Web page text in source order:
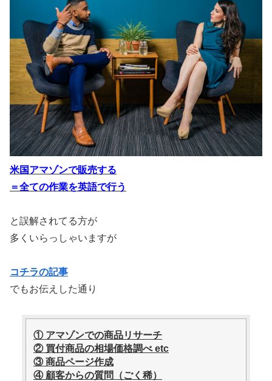
米国アマゾンで販売する
＝全ての作業を英語で行う
と誤解されてる方が
多くいらっしゃいますが
コチラの記事
でもお伝えした通り
① アマゾンでの商品リサーチ
② 買付商品の相場価格調べ etc
③ 商品ページ作成
④ 顧客からの質問（ごく稀）